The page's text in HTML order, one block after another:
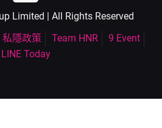
Limited | All Rights Reserved
私隱政策 Team HNR
9 Event
LINE Today